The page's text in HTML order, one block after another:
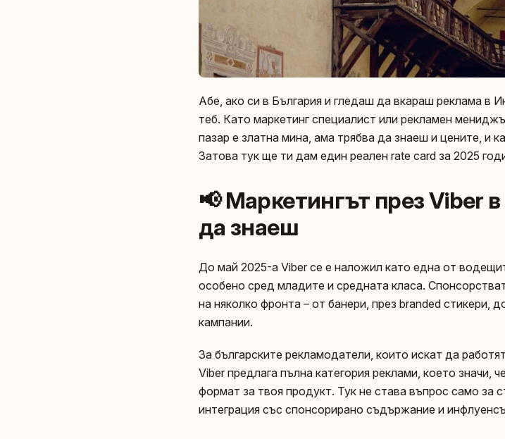
Абе, ако си в България и гледаш да вкараш реклама в
теб. Като маркетинг специалист или рекламен
пазар е златна мина, ама трябва да знаеш и цените, и
Затова тук ще ти дам един реален rate card за 2025
📢 Маркетингът през Viber
да знаеш
До май 2025-а Viber се е наложил като една от
особено сред младите и средната класа.
на няколко фронта – от банери, през branded стикери,
кампании.
За българските рекламодатели, които искат да
Viber предлага пълна категория реклами, което
формат за твоя продукт. Тук не става въпрос само за
интеграция със спонсорирано съдържание и